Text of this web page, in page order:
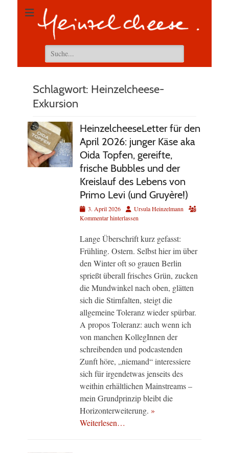
Suchen
nach:
Schlagwort: Heinzelcheese-
Exkursion
HeinzelcheeseLetter für den
April 2026: junger Käse aka
Oida Topfen, gereifte,
frische Bubbles und der
Kreislauf des Lebens von
Primo Levi (und Gruyère!)
Veröffentlicht
am
3. April 2026 AutorUrsula Heinzelmann
Kommentar hinterlassen
Lange Überschrift kurz gefasst:
Frühling. Ostern. Selbst hier im über
den Winter oft so grauen Berlin
sprießt überall frisches Grün, zucken
die Mundwinkel nach oben, glätten
sich die Stirnfalten, steigt die
allgemeine Toleranz wieder spürbar.
A propos Toleranz: auch wenn ich
von manchen KollegInnen der
schreibenden und podcastenden
Zunft höre, „niemand“ interessiere
sich für irgendetwas jenseits des
weithin erhältlichen Mainstreams –
mein Grundprinzip bleibt die
Horizonterweiterung. »
Weiterlesen…